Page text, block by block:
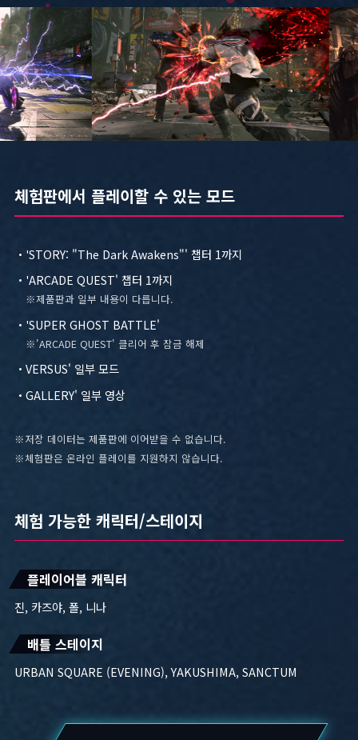
TEKKEN SHOP
SPECIAL
UPDATE
FAQ
체험판에서 플레이할 수 있는 모드
・'STORY: "The Dark Awakens"' 챕터 1까지
・'ARCADE QUEST' 챕터 1까지
※제품판과 일부 내용이 다릅니다.
・'SUPER GHOST BATTLE'
※'ARCADE QUEST' 클리어 후 잠금 해제
・VERSUS' 일부 모드
・GALLERY' 일부 영상
※저장 데이터는 제품판에 이어받을 수 없습니다.
※체험판은 온라인 플레이를 지원하지 않습니다.
체험 가능한 캐릭터/스테이지
플레이어블 캐릭터
진, 카즈야, 폴, 니나
배틀 스테이지
URBAN SQUARE (EVENING), YAKUSHIMA, SANCTUM